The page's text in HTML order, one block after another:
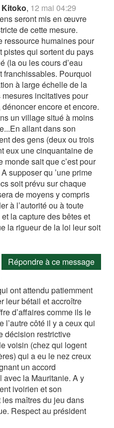
, 12 mai 04:29
seront mis en œuvre
de cette mesure.
ressource humaines pour
pistes qui sortent du pays
(la ou les cours d’eau
franchissables. Pourquoi
à large échelle de la
incitatives pour
encore et encore.
un village situé à moins
allant dans son
des gens (deux ou trois
eux une cinquantaine de
sait que c’est pour
supposer qu ’une prime
soit prévu sur chaque
de moyens y compris
à l’autorité ou à toute
la capture des bêtes et
la rigueur de la loi leur soit
Répondre à ce message
ont attendu patiemment
leur bétail et accroître
d’affaires comme ils le
l’autre côté il y a ceux qui
décision restrictive
voisin (chez qui logent
qui a eu le nez creux
un accord
avec la Mauritanie. A y
ivoirien et son
maîtres du jeu dans
Respect au président